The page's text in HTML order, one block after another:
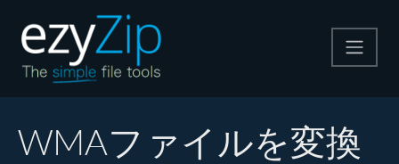
WMAファイルを変換